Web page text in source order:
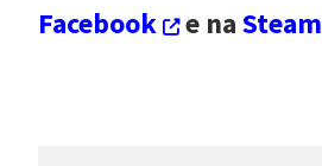
Facebook
e naSteam